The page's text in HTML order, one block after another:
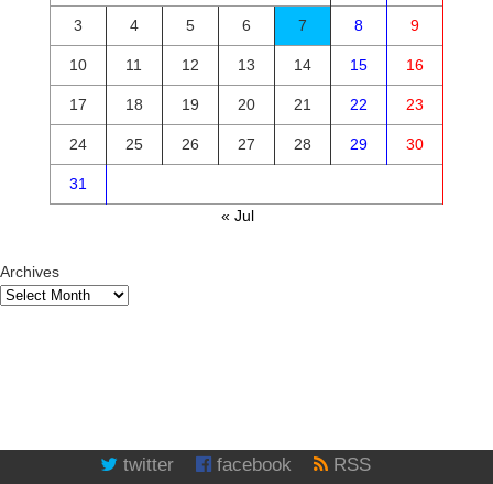
3 4 5 6 7 8 9
10 11 12 13 14 15 16
17 18 19 20 21 22 23
24 25 26 27 28 29 30
31
« Jul
Archives
twitter facebook RSS